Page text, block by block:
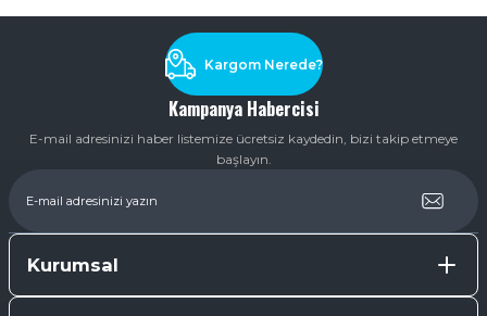
Kampanya Habercisi
E-mail adresinizi haber listemize ücretsiz kaydedin, bizi takip etmeye
başlayın.
Kargom Nerede?
Kurumsal